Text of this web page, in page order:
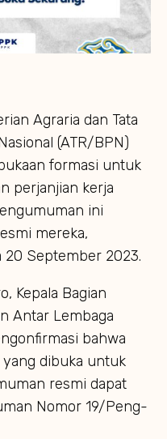
Agraria dan Tata
(ATR/BPN)
formasi untuk
perjanjian kerja
ini
mereka,
20 September 2023.
Kepala Bagian
Antar Lembaga
bahwa
yang dibuka untuk
resmi dapat
Nomor 19/Peng-